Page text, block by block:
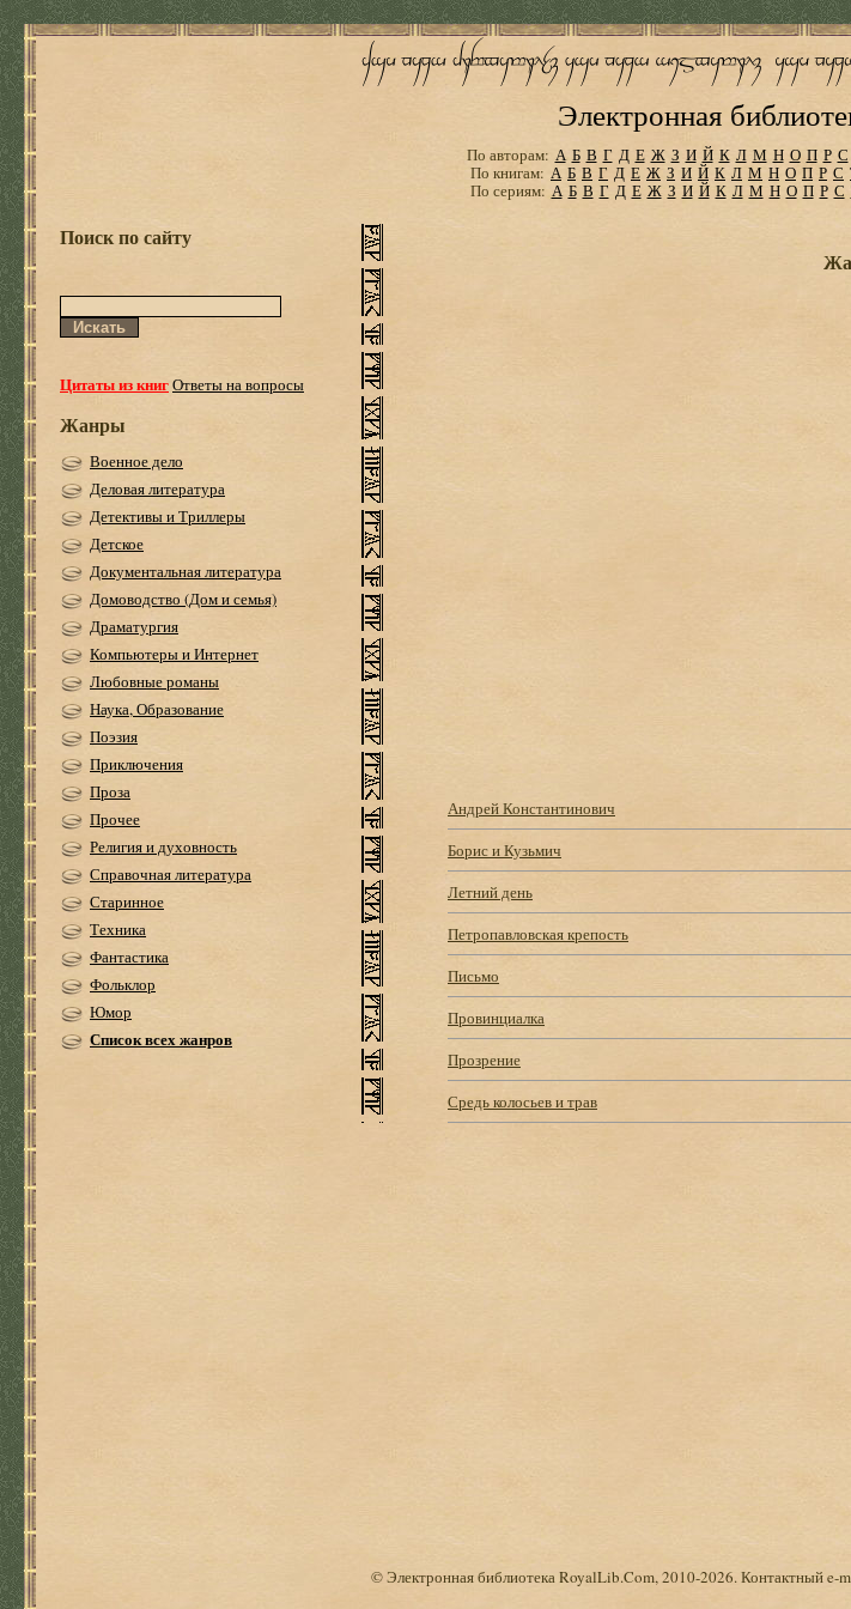
Электронная
По авторам: А Б В Г Д Е Ж З И Й К Л М Н О П Р С
По книгам: А Б В Г Д Е Ж З И Й К Л М Н О П Р С
По сериям: А Б В Г Д Е Ж З И Й К Л М Н О П Р С
Поиск по сайту
Цитаты из книгОтветы на вопросы
Жанры
Военное дело
Деловая литература
Детективы и Триллеры
Детское
Документальная литература
Домоводство (Дом и семья)
Драматургия
Компьютеры и Интернет
Любовные романы
Наука, Образование
Поэзия
Приключения
Проза
Прочее
Религия и духовность
Справочная литература
Старинное
Техника
Фантастика
Фольклор
Юмор
Список всех жанров
Андрей Константинович
Борис и Кузьмич
Летний день
Петропавловская крепость
Письмо
Провинциалка
Прозрение
Средь колосьев и трав
© Электронная библиотека RoyalLib.Com, 2010-2026. Контактный e-